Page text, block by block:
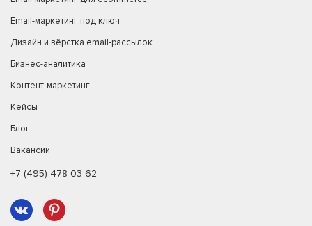
Email-маркетинг под ключ
Дизайн и вёрстка email-рассылок
Бизнес-аналитика
Контент-маркетинг
Кейсы
Блог
Вакансии
+7 (495) 478 03 62